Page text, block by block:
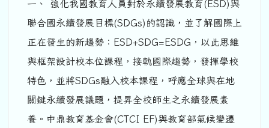
一、 強化我國教育人員對於永續發展教育(ESD)與
聯合國永續發展目標(SDGs)的認識，並了解國際上
正在發生的新趨勢：ESD+SDG=ESDG，以此思維
與框架設計校本位課程，接軌國際趨勢，發揮學校
特色，並將SDGs融入校本課程，呼應全球與在地
關鍵永續發展議題，提昇全校師生之永續發展素
養。中鼎教育基金會(CTCI EF)與教育部氣候變遷